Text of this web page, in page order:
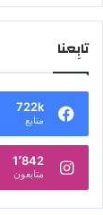
تابِعنا
722k
متابع
1٬842
متابعون